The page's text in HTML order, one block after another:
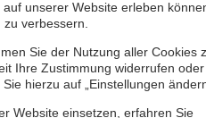
die stationäre Pflege in Euro